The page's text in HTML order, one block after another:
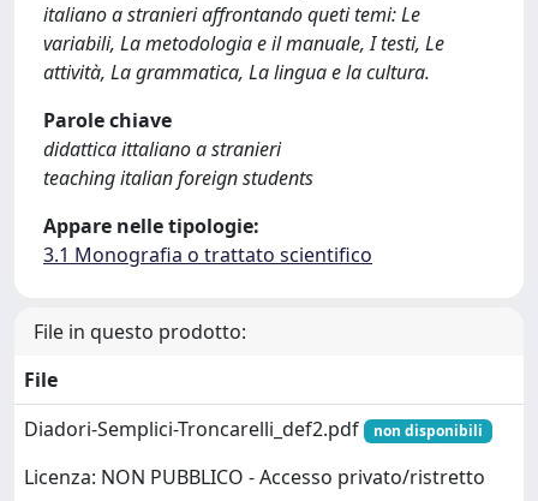
italiano a stranieri affrontando queti temi: Le
variabili, La metodologia e il manuale, I testi, Le
attività, La grammatica, La lingua e la cultura.
Parole chiave
didattica ittaliano a stranieri
teaching italian foreign students
Appare nelle tipologie:
3.1 Monografia o trattato scientifico
File in questo prodotto:
File
Diadori-Semplici-Troncarelli_def2.pdf
non disponibili
Licenza: NON PUBBLICO - Accesso privato/ristretto